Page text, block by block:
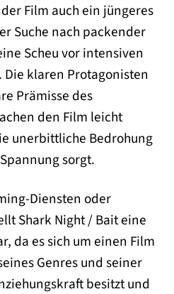
Film auch ein jüngeres
Suche nach packender
Scheu vor intensiven
klaren Protagonisten
Prämisse des
den Film leicht
unerbittliche Bedrohung
sorgt.
Diensten oder
Shark Night / Bait eine
da es sich um einen Film
Genres und seiner
besitzt und